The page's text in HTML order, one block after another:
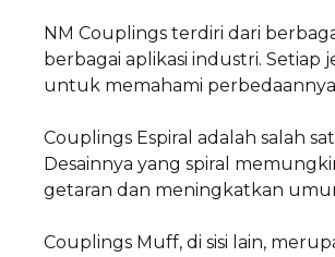
NM Couplings terdiri dari
berbagai aplikasi industri.
untuk memahami
Couplings Espiral adalah salah
Desainnya yang spiral
getaran dan meningkatkan
Couplings Muff, di sisi lain,